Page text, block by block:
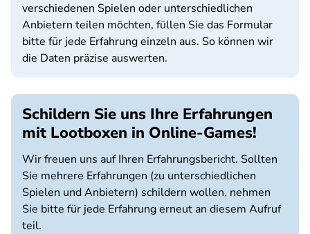
verschiedenen Spielen oder unterschiedlichen
Anbietern teilen möchten, füllen Sie das Formular
bitte für jede Erfahrung einzeln aus. So können wir
die Daten präzise auswerten.
Schildern Sie uns Ihre Erfahrungen
mit Lootboxen in Online-Games!
Wir freuen uns auf Ihren Erfahrungsbericht. Sollten
Sie mehrere Erfahrungen (zu unterschiedlichen
Spielen und Anbietern) schildern wollen, nehmen
Sie bitte für jede Erfahrung erneut an diesem Aufruf
teil.